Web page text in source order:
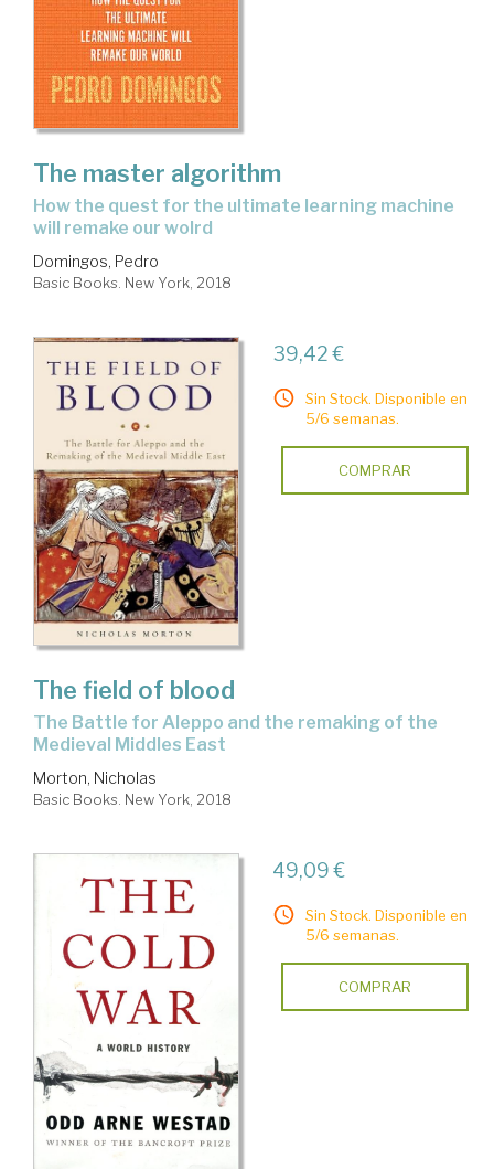
The master algorithm
how the quest for the ultimate learning machine
will remake our wolrd
Domingos, Pedro
Basic Books. New York, 2018
39,42 €
Sin Stock. Disponible en
5/6 semanas.
COMPRAR
The field of blood
the Battle for Aleppo and the remaking of the
Medieval Middles East
Morton, Nicholas
Basic Books. New York, 2018
49,09 €
Sin Stock. Disponible en
5/6 semanas.
COMPRAR